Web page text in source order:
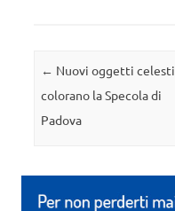
Navigazione articolo
← Nuovi oggetti celesti
colorano la Specola di
Padova